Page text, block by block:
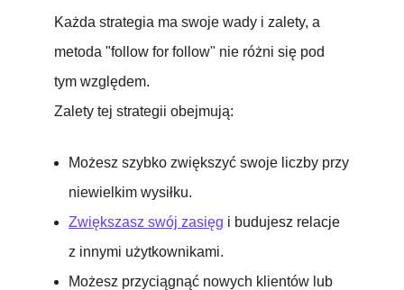
Każda strategia ma swoje wady i zalety, a
metoda "follow for follow" nie różni się pod
tym względem.
Zalety tej strategii obejmują:
Możesz szybko zwiększyć swoje liczby przy
niewielkim wysiłku.
Zwiększasz swój zasięg i budujesz relacje
z innymi użytkownikami.
Możesz przyciągnąć nowych klientów lub